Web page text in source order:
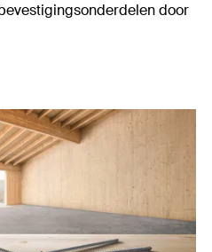
door